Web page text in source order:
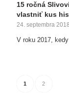
15 ročná
vlastniť kus
24. septembra 2018
V roku 2017,
1 2